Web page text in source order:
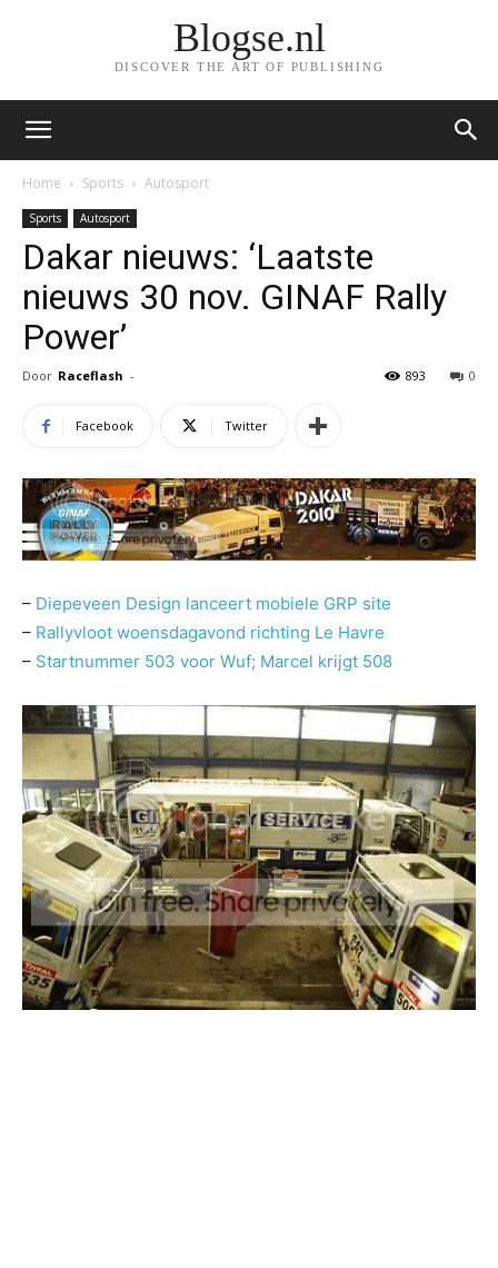
Blogse.nl
DISCOVER THE ART OF PUBLISHING
Home Sports Autosport
Sports Autosport
Dakar nieuws: ‘Laatste
nieuws 30 nov. GINAF Rally
Power’
Door Raceflash - 0
893
Facebook Twitter
– Diepeveen Design lanceert mobiele GRP site
– Rallyvloot woensdagavond richting Le Havre
– Startnummer 503 voor Wuf; Marcel krijgt 508